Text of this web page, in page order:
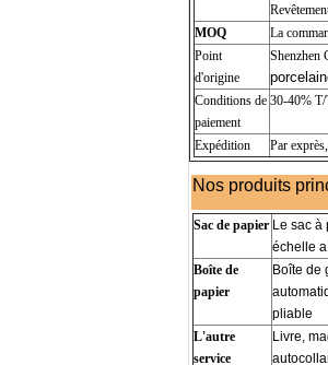
MOQ
La
Point
d'origine
Shenzhen
Conditions de
paiement
30-40% T/
Expédition Par
Nos produits
Sac de papier Le sac
échelle
Boîte de
papier
Boîte de
pliable
L'autre
service
Livre,